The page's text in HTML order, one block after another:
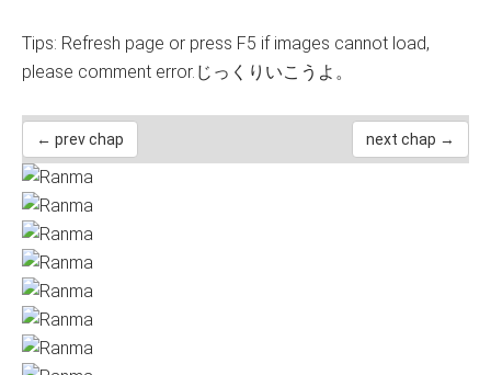
Tips: Refresh page or press F5 if images cannot load,
please comment error.じっくりいこうよ。
← prev chap next chap →